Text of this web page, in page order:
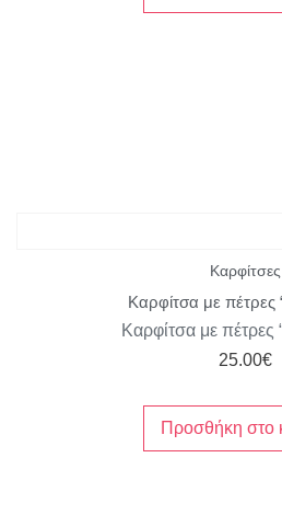
Καρφίτσες
Καρφίτσα με πέτρες
Καρφίτσα με πέτρες
25.00€
Προσθήκη στο